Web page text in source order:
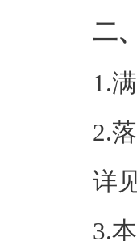
二
1.
2.
详
3.